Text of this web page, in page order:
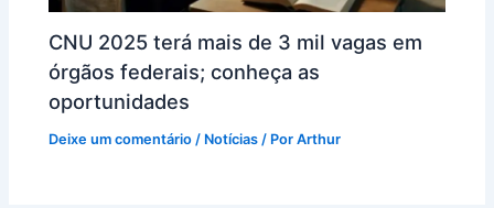
CNU 2025 terá mais de 3 mil vagas em
órgãos federais; conheça as
oportunidades
Deixe um comentário / Notícias / PorArthur